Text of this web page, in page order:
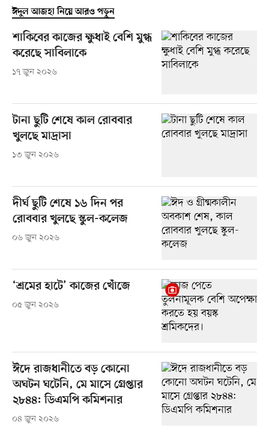
ঈদুল আজহা নিয়ে আরও পড়ুন
শাকিবের কাজের ক্ষুধাই বেশি মুগ্ধ
করেছে সাবিলাকে
১৭ জুন ২০২৬
টানা ছুটি শেষে কাল রোববার
খুলছে মাদ্রাসা
১৩ জুন ২০২৬
দীর্ঘ ছুটি শেষে ১৬ দিন পর
রোববার খুলছে স্কুল-কলেজ
০৬ জুন ২০২৬
‘শ্রমের হাটে’ কাজের খোঁজে
০৫ জুন ২০২৬
ঈদে রাজধানীতে বড় কোনো
অঘটন ঘটেনি, মে মাসে গ্রেপ্তার
২৮৪৪: ডিএমপি কমিশনার
০৪ জুন ২০২৬